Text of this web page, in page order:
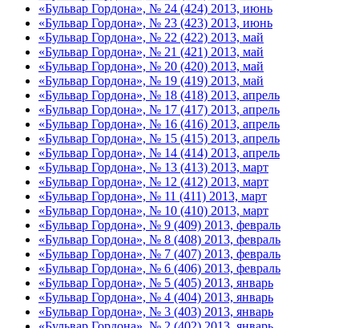
«Бульвар Гордона», № 24 (424) 2013, июнь
«Бульвар Гордона», № 23 (423) 2013, июнь
«Бульвар Гордона», № 22 (422) 2013, май
«Бульвар Гордона», № 21 (421) 2013, май
«Бульвар Гордона», № 20 (420) 2013, май
«Бульвар Гордона», № 19 (419) 2013, май
«Бульвар Гордона», № 18 (418) 2013, апрель
«Бульвар Гордона», № 17 (417) 2013, апрель
«Бульвар Гордона», № 16 (416) 2013, апрель
«Бульвар Гордона», № 15 (415) 2013, апрель
«Бульвар Гордона», № 14 (414) 2013, апрель
«Бульвар Гордона», № 13 (413) 2013, март
«Бульвар Гордона», № 12 (412) 2013, март
«Бульвар Гордона», № 11 (411) 2013, март
«Бульвар Гордона», № 10 (410) 2013, март
«Бульвар Гордона», № 9 (409) 2013, февраль
«Бульвар Гордона», № 8 (408) 2013, февраль
«Бульвар Гордона», № 7 (407) 2013, февраль
«Бульвар Гордона», № 6 (406) 2013, февраль
«Бульвар Гордона», № 5 (405) 2013, январь
«Бульвар Гордона», № 4 (404) 2013, январь
«Бульвар Гордона», № 3 (403) 2013, январь